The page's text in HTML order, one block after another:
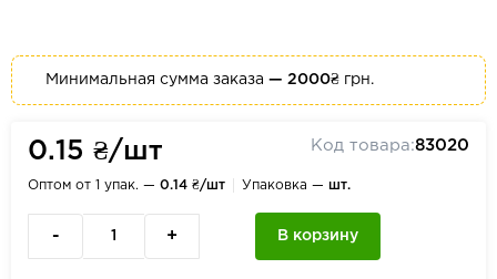
Минимальная сумма заказа — 2000₴ грн.
0.15 ₴/шт Код товара:83020
Оптом от 1 упак. — 0.14 ₴/шт Упаковка — шт.
- + В корзину